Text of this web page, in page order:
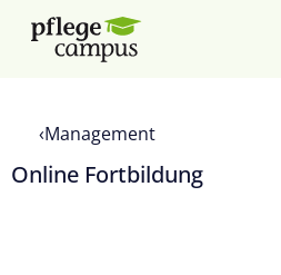
Management
Online Fortbildung